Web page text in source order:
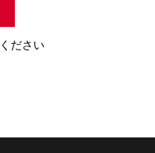
ください